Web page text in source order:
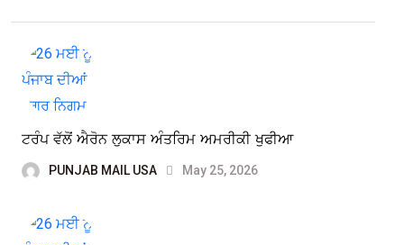
ਟਰੰਪ ਵੱਲੋਂ ਐਰੋਨ ਲੁਕਾਸ ਅੰਤਰਿਮ ਅਮਰੀਕੀ ਖੁਫੀਆ
PUNJAB MAIL USA May 25, 2026